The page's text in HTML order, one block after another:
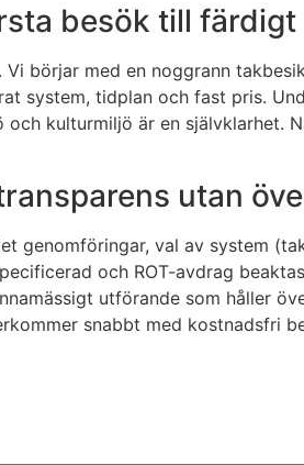
besök till färdigt
börjar med en noggrann
system, tidplan och fast pris.
och kulturmiljö är en
utan
genomföringar, val av system
och ROT-avdrag
utförande som håller
snabbt med kostnadsfri